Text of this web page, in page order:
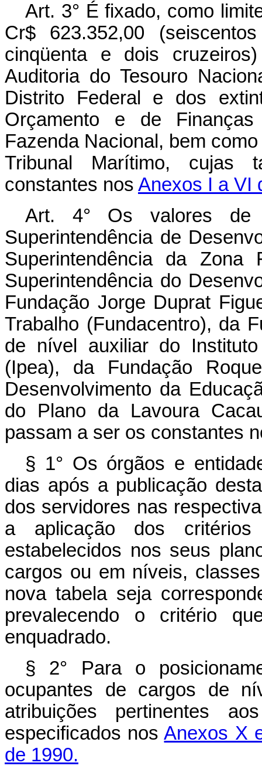
Art. 3° É fixado, como
Cr$ 623.352,00
cinqüenta e dois
Auditoria do Tesouro
Distrito Federal e dos
Orçamento e de
Fazenda Nacional, bem
Tribunal Marítimo, cujas
constantes nos Anexos I a VI
Art. 4° Os valores de
Superintendência de
Superintendência da
Superintendência do
Fundação Jorge Duprat
Trabalho (Fundacentro), da
de nível auxiliar do
(Ipea), da Fundação
Desenvolvimento da
do Plano da Lavoura
passam a ser os constantes
§ 1° Os órgãos e
dias após a publicação
dos servidores nas
a aplicação dos critérios
estabelecidos nos seus
cargos ou em níveis,
nova tabela seja
prevalecendo o critério
enquadrado.
§ 2° Para o
ocupantes de cargos de
atribuições pertinentes
especificados nosAnexos X
de 1990.